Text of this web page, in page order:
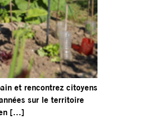
et rencontrez citoyens
sur le territoire
[…]